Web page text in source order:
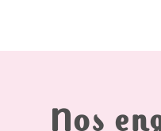
Nos